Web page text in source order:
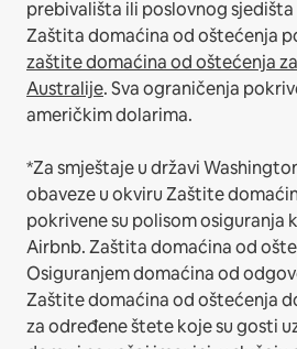
prebivališta ili poslovnog
Zaštita domaćina od oštećenja
zaštite domaćina od oštećenja
Australije. Sva ograničenja
američkim dolarima.
*Za smještaje u državi
obaveze u okviru Zaštite
pokrivene su polisom osiguranja
Airbnb. Zaštita domaćina od
Osiguranjem domaćina od
Zaštite domaćina od oštećenja
za određene štete koje su gosti